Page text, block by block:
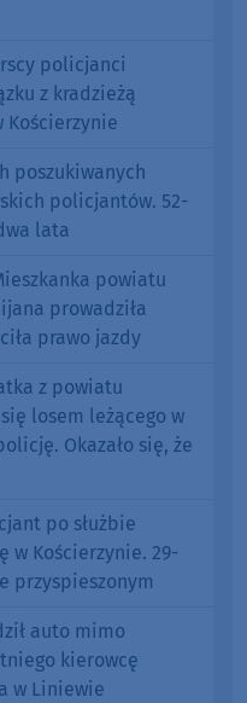
policjanci
z kradzieżą
Kościerzynie
poszukiwanych
policjantów. 52-
lata
powiatu
prowadziła
prawo jazdy
z powiatu
losem leżącego w
Okazało się, że
po służbie
w Kościerzynie. 29-
przyspieszonym
auto mimo
kierowcę
w Liniewie